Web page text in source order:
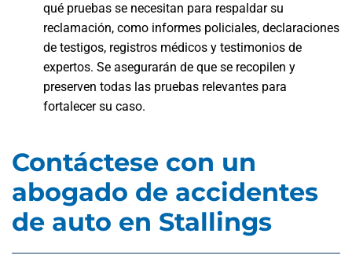
qué pruebas se necesitan para respaldar su
reclamación, como informes policiales, declaraciones
de testigos, registros médicos y testimonios de
expertos. Se asegurarán de que se recopilen y
preserven todas las pruebas relevantes para
fortalecer su caso.
Contáctese con un
abogado de accidentes
de auto en Stallings